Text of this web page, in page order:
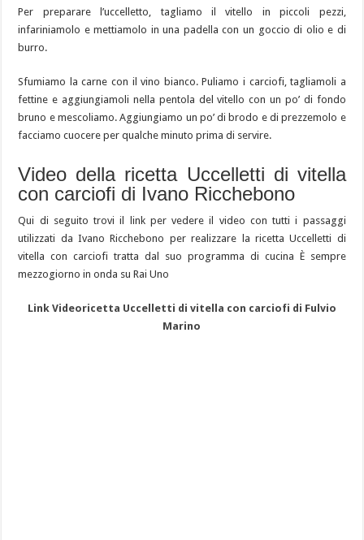
Per preparare l’uccelletto, tagliamo il vitello in piccoli pezzi,
infariniamolo e mettiamolo in una padella con un goccio di olio e di
burro.
Sfumiamo la carne con il vino bianco. Puliamo i carciofi, tagliamoli a
fettine e aggiungiamoli nella pentola del vitello con un po’ di fondo
bruno e mescoliamo. Aggiungiamo un po’ di brodo e di prezzemolo e
facciamo cuocere per qualche minuto prima di servire.
Video della ricetta Uccelletti di vitella
con carciofi di Ivano Ricchebono
Qui di seguito trovi il link per vedere il video con tutti i passaggi
utilizzati da Ivano Ricchebono per realizzare la ricetta Uccelletti di
vitella con carciofi tratta dal suo programma di cucina È sempre
mezzogiorno in onda su Rai Uno
Link Videoricetta Uccelletti di vitella con carciofi di Fulvio
Marino